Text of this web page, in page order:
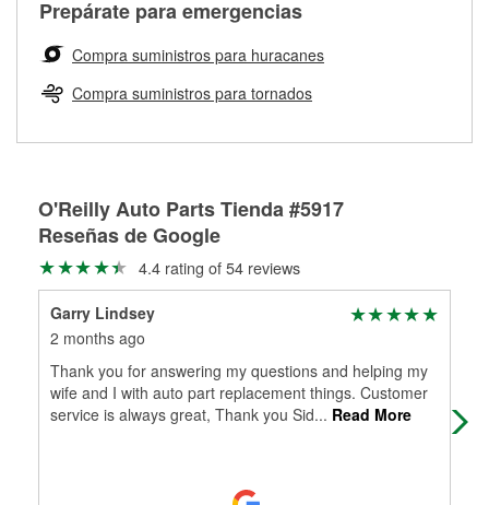
Herramientas de O'Reilly
pueden ser reutilizados, podemos ayudarte a encontrar las
partes de reemplazo correctas para tu reparación.
Rectificación de tambores y discos de freno
averiada o determina los acoplamientos y la longitud
adecuados para que te construyamos una nueva. O'Reilly
Auto Parts tiene las mangueras y los acoples adecuados
para reparar el sistema hidráulico de tu maquinaria
agrícola o de construcción.
Más información acerca del servicio de mangueras
Prepárate para emergencias
Compra suministros para huracanes
Compra suministros para tornados
O'Reilly Auto Parts Tienda #5917
Reseñas de Google
4.4 rating of 54 reviews
Garry Lindsey
2 months ago
Thank you for answering my questions and helping my
wife and I with auto part replacement things. Customer
service is always great, Thank you Sid... Read More